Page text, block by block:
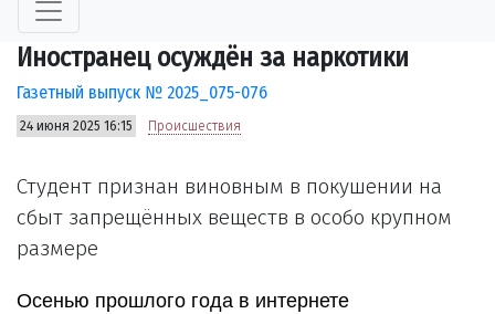
Иностранец осуждён за наркотики
Газетный выпуск № 2025_075-076
24 июня 2025 16:15 Происшествия
Студент признан виновным в покушении на
сбыт запрещённых веществ в особо крупном
размере
Осенью прошлого года в интернете